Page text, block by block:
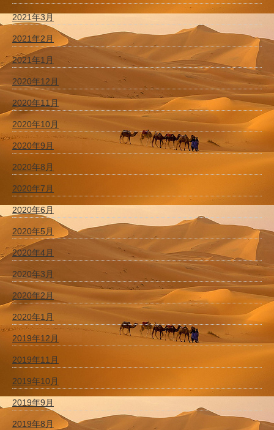
2021年3月
2021年2月
2021年1月
2020年12月
2020年11月
2020年10月
2020年9月
2020年8月
2020年7月
2020年6月
2020年5月
2020年4月
2020年3月
2020年2月
2020年1月
2019年12月
2019年11月
2019年10月
2019年9月
2019年8月